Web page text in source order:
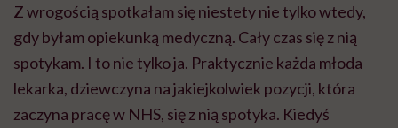
Z wrogością spotkałam się niestety nie tylko wtedy,
gdy byłam opiekunką medyczną. Cały czas się z nią
spotykam. I to nie tylko ja. Praktycznie każda młoda
lekarka, dziewczyna na jakiejkolwiek pozycji, która
zaczyna pracę w NHS, się z nią spotyka. Kiedyś